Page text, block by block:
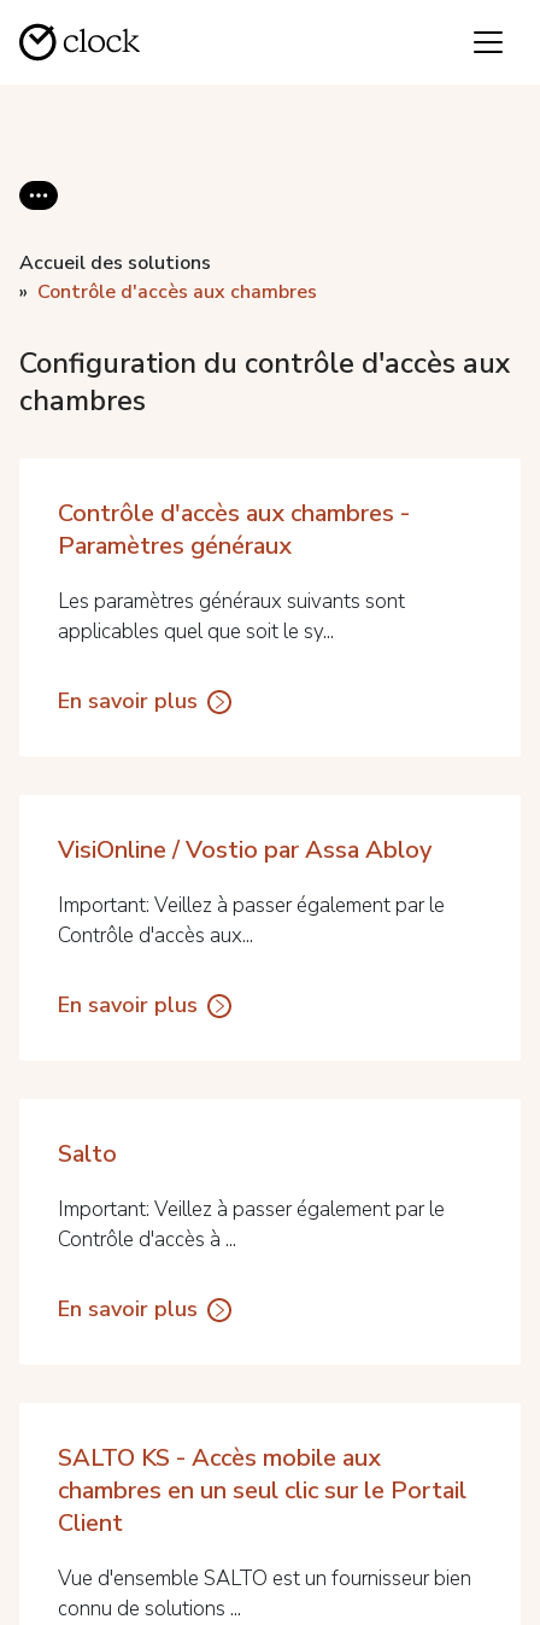
Accueil des solutions
Contrôle d'accès aux chambres
Configuration du contrôle d'accès aux
chambres
Contrôle d'accès aux chambres -
Paramètres généraux
Les paramètres généraux suivants sont
applicables quel que soit le sy...
En savoir plus
VisiOnline / Vostio par Assa Abloy
Important: Veillez à passer également par le
Contrôle d'accès aux...
En savoir plus
Salto
Important: Veillez à passer également par le
Contrôle d'accès à ...
En savoir plus
SALTO KS - Accès mobile aux
chambres en un seul clic sur le Portail
Client
Vue d'ensemble SALTO est un fournisseur bien
connu de solutions ...